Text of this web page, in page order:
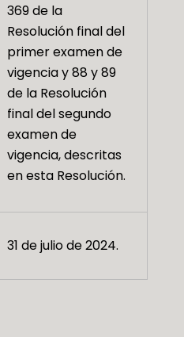
369 de la
Resolución final del
primer examen de
vigencia y 88 y 89
de la Resolución
final del segundo
examen de
vigencia, descritas
en esta Resolución.
31 de julio de 2024.